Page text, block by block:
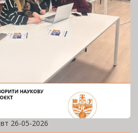
вт 26-05-2026